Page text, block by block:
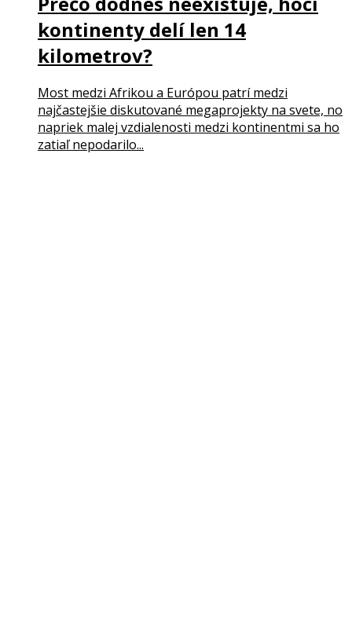
kontinenty delí len 14
kilometrov?
Most medzi Afrikou a Európou patrí medzi
najčastejšie diskutované megaprojekty na svete, no
napriek malej vzdialenosti medzi kontinentmi sa ho
zatiaľ nepodarilo...